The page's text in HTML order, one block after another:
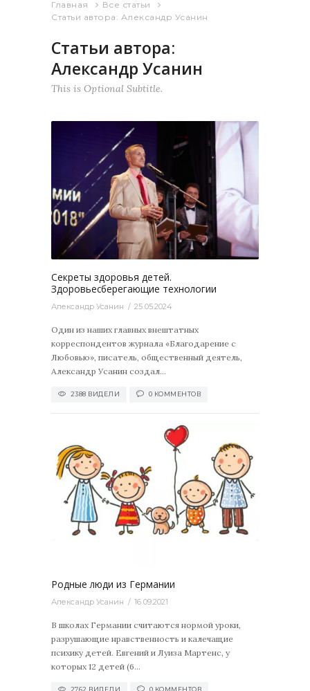
Главная
Все статьи
Статьи автора: Александр Усанин
Статьи автора:
Александр Усанин
This is Optional Subtitle.
Секреты здоровья детей.
Здоровьесберегающие технологии
Александр Усанин 25.05.2024
Один из наших главных внештатных
корреспондентов журнала «Благодарение с
Любовью», писатель, общественный деятель,
Александр Усанин создал...
2388 ВИДЕЛИ 0 КОММЕНТОВ
Родные люди из Германии
Александр Усанин 16.09.2021
В школах Германии считаются нормой уроки,
разрушающие нравственность и калечащие
психику детей. Евгений и Луиза Мартенс, у
которых 12 детей (6...
2762 ВИДЕЛИ 0 КОММЕНТОВ